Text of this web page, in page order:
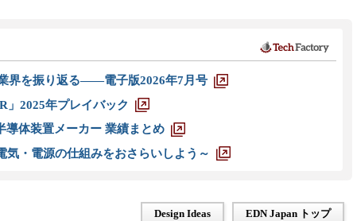
界を振り返る――電子版2026年7月号
」2025年プレイバック
導体装置メーカー 業績まとめ
・電源の仕組みをおさらいしよう～
Design Ideas EDN Japan トップ